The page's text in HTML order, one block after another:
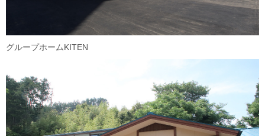
グループホームKITEN